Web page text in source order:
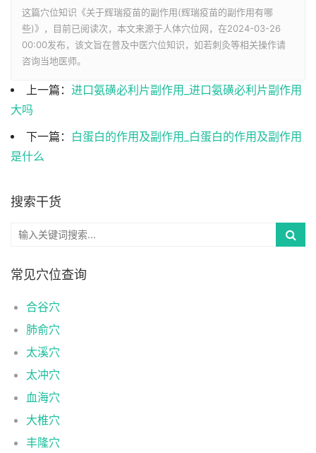
这篇穴位知识《关于辉瑞疫苗的副作用(辉瑞疫苗的副作用有哪
些)》，目前已阅读次，本文来源于人体穴位网，在2024-03-26
00:00发布，该文旨在普及中医穴位知识，如若刺灸等相关操作请
咨询当地医师。
上一篇： 进口氨磺必利片副作用_进口氨磺必利片副作用
大吗
下一篇：
白蛋白的作用及副作用_白蛋白的作用及副作用
是什么
搜索干货
常见穴位查询
合谷穴
肺俞穴
太溪穴
太冲穴
血海穴
大椎穴
丰隆穴